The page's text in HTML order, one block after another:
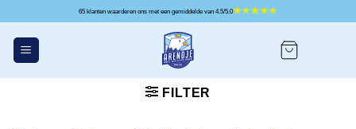
inhoud
65 klanten waarderen ons met een gemiddelde van 4.5/5.0
FILTER